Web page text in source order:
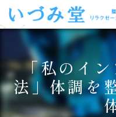
「私のイ
法」体調を